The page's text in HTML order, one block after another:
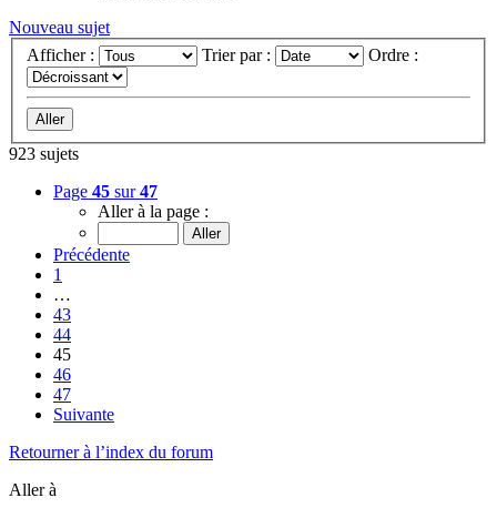
Nouveau sujet
Afficher :
Trier par : Ordre :
923 sujets
Page 45 sur47
Aller à la page :
Précédente
1
…
43
44
45
46
47
Suivante
Retourner à l’index du forum
Aller à